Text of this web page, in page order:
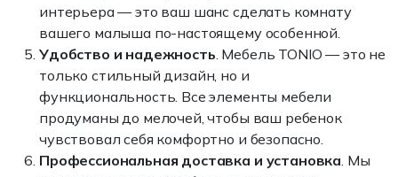
интерьера — это ваш шанс сделать комнату
вашего малыша по-настоящему особенной.
Удобство и надежность. Мебель TONIO — это не
только стильный дизайн, но и
функциональность. Все элементы мебели
продуманы до мелочей, чтобы ваш ребенок
чувствовал себя комфортно и безопасно.
Профессиональная доставка и установка. Мы